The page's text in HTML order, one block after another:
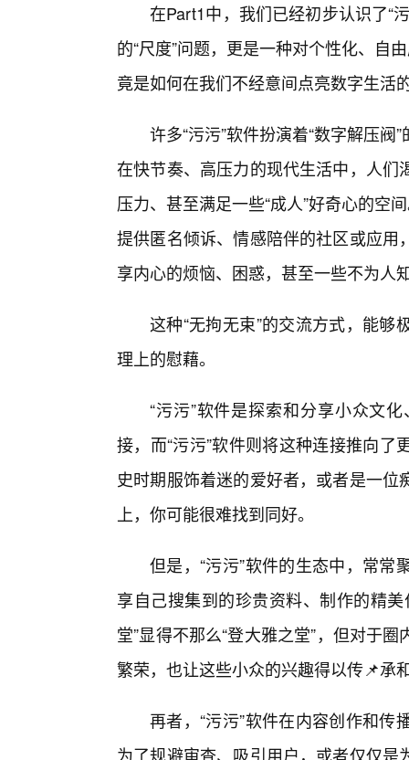
在Part1中，我们已经初步认识了“
的“尺度”问题，更是一种对个性化、自
竟是如何在我们不经意间点亮数字生活
许多“污污”软件扮演着“数字解压
在快节奏、高压力的现代生活中，人
压力、甚至满足一些“成人”好奇心的空
提供匿名倾诉、情感陪伴的社区或应
享内心的烦恼、困惑，甚至一些不为人
这种“无拘无束”的交流方式，能
理上的慰藉。
“污污”软件是探索和分享小众文
接，而“污污”软件则将这种连接推向
史时期服饰着迷的爱好者，或者是一
上，你可能很难找到同好。
但是，“污污”软件的生态中，常
享自己搜集到的珍贵资料、制作的精
堂”显得不那么“登大雅之堂”，但对于
繁荣，也让这些小众的兴趣得以传📌承
再者，“污污”软件在内容创作和
为了规避审查、吸引用户，或者仅仅